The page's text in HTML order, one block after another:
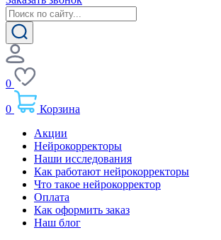
0
0
Корзина
Акции
Нейрокорректоры
Наши исследования
Как работают нейрокорректоры
Что такое нейрокорректор
Оплата
Как оформить заказ
Наш блог